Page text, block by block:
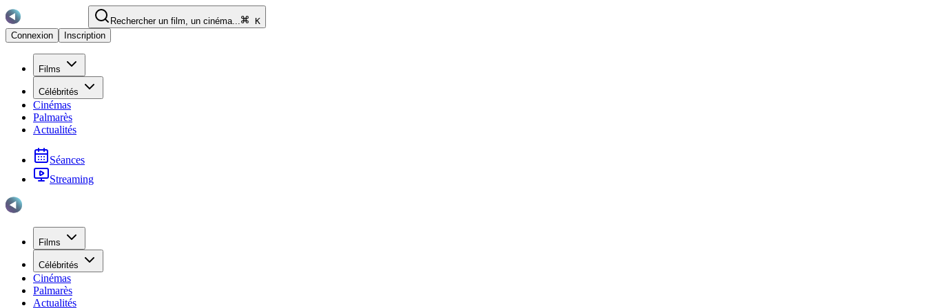
Rechercher un film, un cinéma...
K
Connexion
Inscription
Films
Célébrités
Cinémas
Palmarès
Actualités
Séances
Streaming
Films
Célébrités
Cinémas
Palmarès
Actualités